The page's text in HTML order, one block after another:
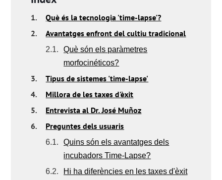
1.
Què és la tecnologia 'time-lapse'?
2.
Avantatges enfront del cultiu tradicional
2.1.
Què són els paràmetres
morfocinéticos?
3.
Tipus de sistemes 'time-lapse'
4.
Millora de les taxes d'èxit
5.
Entrevista al Dr. José Muñoz
6.
Preguntes dels usuaris
6.1.
Quins són els avantatges dels
incubadors Time-Lapse?
6.2.
Hi ha diferències en les taxes d'èxit